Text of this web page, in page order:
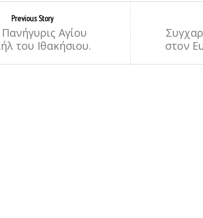
Previous Story
Πανήγυρις Αγίου
του Ιθακήσιου.
στον